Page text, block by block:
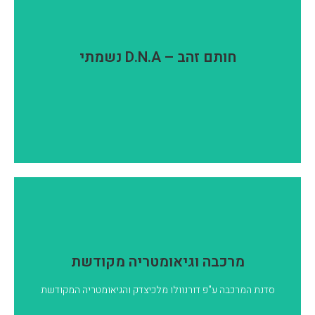
חותם זהב – D.N.A נשמתיבשאיפתו לאמת הצרופה
מרכבה וגיאומטריה מקודשת
סדנת המרכבה ע"פ דורנוולו מלכיצדק והגיאומטריה המקודשת
המרכבה הינה טכניקה מדיטטיבית שנועדה תוך חיבור הגוף,
הרוח והנשמה דהיינו: Mer-Ka-Ba להעביר את המודעות מרובד